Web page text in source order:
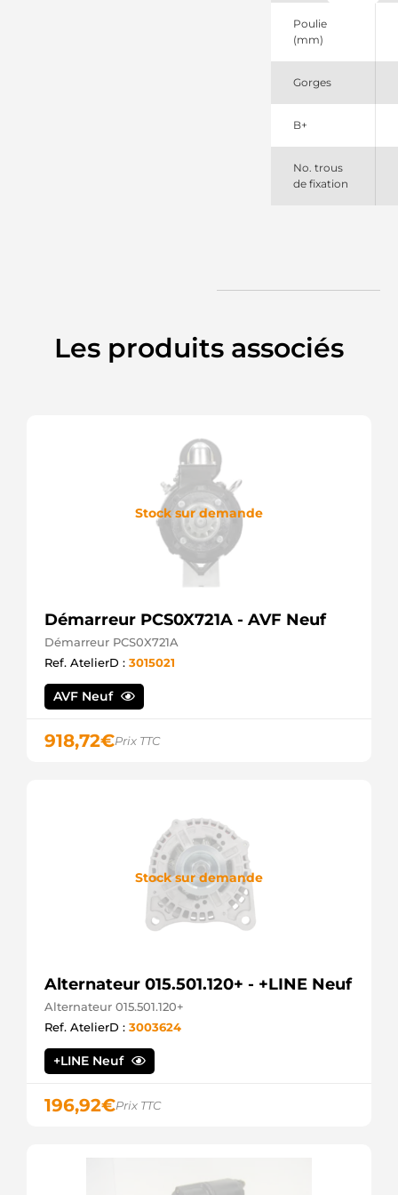
+line
112893
Cargo
835914140
Wilson
AL8567N
Bosch
(USA)
Bosch
Poulie
(mm)
Gorges
B+
No. trous
de fixation
Les produits associés
Stock sur demande
Démarreur PCS0X721A - AVF Neuf
Démarreur PCS0X721A
Ref. AtelierD : 3015021
AVF Neuf
918,72€Prix TTC
Stock sur demande
Alternateur 015.501.120+ - +LINE Neuf
Alternateur 015.501.120+
Ref. AtelierD : 3003624
+LINE Neuf
196,92€Prix TTC